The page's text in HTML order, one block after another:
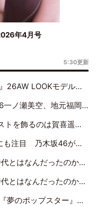
年4月号
5:30更新
LOOKモデルに就任
んべい25周年トップサポーター』に就任
に「5年分大人になった私を見ていただけたら」
んだ書道パフォーマンスの舞台裏
』って言ったら、夢眠ねむさんに『てめえはでんぱ組．incなんだよ！』って肩パンされて(笑)」
のキョンシーメイクをしたら、場を完全に引かせてしまって。時代が変わったんだなって」
』 初日から全身全霊のステージ